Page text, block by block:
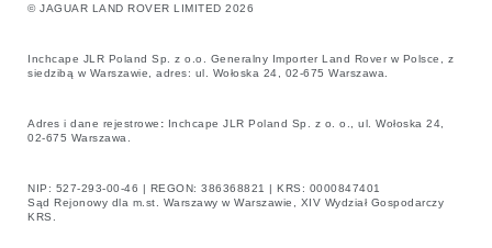
© JAGUAR LAND ROVER LIMITED 2026
Inchcape JLR Poland Sp. z o.o. Generalny Importer Land Rover w Polsce, z
siedzibą w Warszawie, adres: ul. Wołoska 24, 02-675 Warszawa.
Adres i dane rejestrowe : Inchcape JLR Poland Sp. z o. o., ul. Wołoska 24,
02-675 Warszawa.
NIP: 527-293-00-46 | REGON: 386368821 | KRS: 0000847401
Sąd Rejonowy dla m.st. Warszawy w Warszawie, XIV Wydział Gospodarczy
KRS.